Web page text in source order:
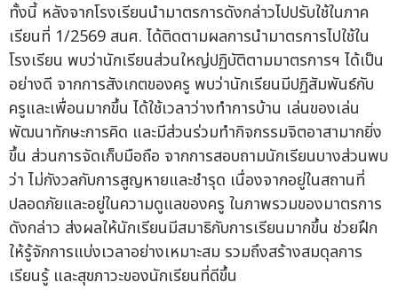
ทั้งนี้ หลังจากโรงเรียนนำมาตรการดังกล่าวไปปรับใช้ในภาค
เรียนที่ 1/2569 สนศ. ได้ติดตามผลการนำมาตรการไปใช้ใน
โรงเรียน พบว่านักเรียนส่วนใหญ่ปฏิบัติตามมาตรการฯ ได้เป็น
อย่างดี จากการสังเกตของครู พบว่านักเรียนมีปฏิสัมพันธ์กับ
ครูและเพื่อนมากขึ้น ได้ใช้เวลาว่างทำการบ้าน เล่นของเล่น
พัฒนาทักษะการคิด และมีส่วนร่วมทำกิจกรรมจิตอาสามากยิ่ง
ขึ้น ส่วนการจัดเก็บมือถือ จากการสอบถามนักเรียนบางส่วนพบ
ว่า ไม่กังวลกับการสูญหายและชำรุด เนื่องจากอยู่ในสถานที่
ปลอดภัยและอยู่ในความดูแลของครู ในภาพรวมของมาตรการ
ดังกล่าว ส่งผลให้นักเรียนมีสมาธิกับการเรียนมากขึ้น ช่วยฝึก
ให้รู้จักการแบ่งเวลาอย่างเหมาะสม รวมถึงสร้างสมดุลการ
เรียนรู้ และสุขภาวะของนักเรียนที่ดีขึ้น